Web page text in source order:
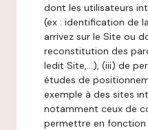
dont les utilisateurs
(ex : identification de
arrivez sur le Site ou
reconstitution des
ledit Site,...), (iii) de
études de
exemple à des sites
notamment ceux de
permettre en